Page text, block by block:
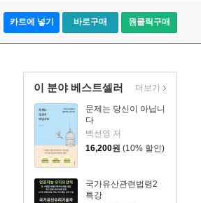
카트에 넣기 바로구매 원클릭구매
이 분야 베스트셀러
문제는 당신이 아닙니
다
백선영 저
16,200원 (10% 할인)
국가유산관련법령2
특강
더보기